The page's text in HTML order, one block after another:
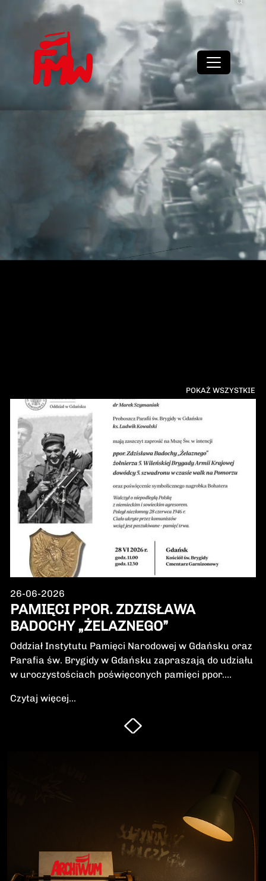
POKAŻ WSZYSTKIE
26-06-2026
PAMIĘCI PPOR. ZDZISŁAWA
BADOCHY „ŻELAZNEGO”
Oddział Instytutu Pamięci Narodowej w Gdańsku oraz
Parafia św. Brygidy w Gdańsku zapraszają do udziału
w uroczystościach poświęconych pamięci ppor.
Wileńskiej Brygady Armii Krajowej, dowódcy 5.
szwadronu podczas walk na Pomorzu, jednego z
najbardziej zasłużonych żołnierzy polskiego podziemia
przeciwko niemieckiemu i sowieckiemu okupantowi, a
po zakończeniu wojny pozostał wierny ideałom
wolności. Poległ 28 czerwca 1946 r., a miejsce
ukrycia jego szczątków przez komunistyczny aparat
represji pozostaje do dziś nieznane.Program
Czytaj więcej...